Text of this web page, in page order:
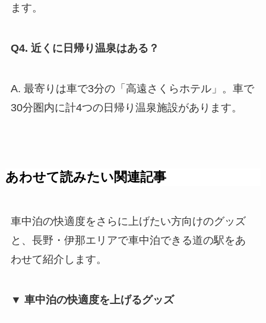
ます。
Q4. 近くに日帰り温泉はある？
A. 最寄りは車で3分の「高遠さくらホテル」。車で
30分圏内に計4つの日帰り温泉施設があります。
あわせて読みたい関連記事
車中泊の快適度をさらに上げたい方向けのグッズ
と、長野・伊那エリアで車中泊できる道の駅をあ
わせて紹介します。
▼ 車中泊の快適度を上げるグッズ